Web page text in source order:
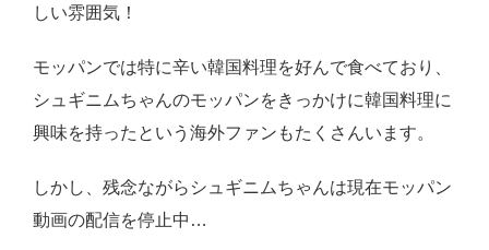
しい雰囲気！
モッパンでは特に辛い韓国料理を好んで食べており、
シュギニムちゃんのモッパンをきっかけに韓国料理に
興味を持ったという海外ファンもたくさんいます。
しかし、残念ながらシュギニムちゃんは現在モッパン
動画の配信を停止中…